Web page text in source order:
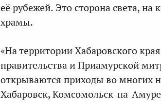
её рубежей. Это сторона света,
храмы.
«На территории Хабаровского
правительства и Приамурской
открываются приходы во многих
Хабаровск, Комсомольск-на-